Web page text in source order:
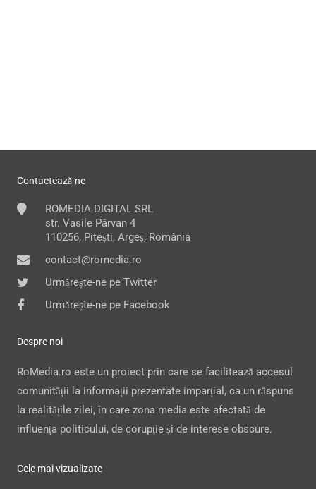
Contactează-ne
ROMEDIA DIGITAL SRL
str. Vasile Pârvan 4
110256, Pitești, Argeș, România
contact@romedia.ro
Urmărește-ne pe Twitter
Urmărește-ne pe Facebook
Despre noi
RoMedia.ro este un proiect prin care se facilitează accesul
comunității la informații prezentate imparțial, ca un răspuns
la realitățile zilei, în care zona media este afectată de
influența politicului, de corupție și de interese obscure.
Cele mai vizualizate